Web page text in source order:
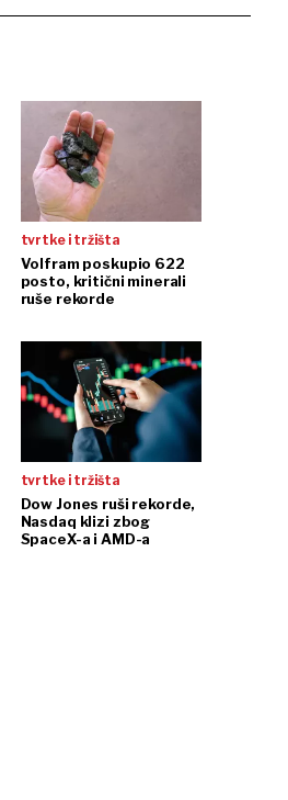
tvrtke i tržišta
Volfram poskupio 622
posto, kritični minerali
ruše rekorde
tvrtke i tržišta
Dow Jones ruši rekorde,
Nasdaq klizi zbog
SpaceX-a i AMD-a